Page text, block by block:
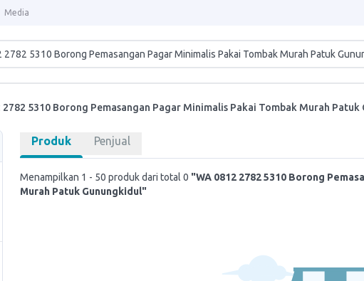
Media
2782 5310 Borong Pemasangan Pagar Minimalis Pakai Tombak Murah
Produk Penjual
Menampilkan 1 - 50 produk dari total 0 "WA 0812 2782 5310 Borong
Murah Patuk Gunungkidul"